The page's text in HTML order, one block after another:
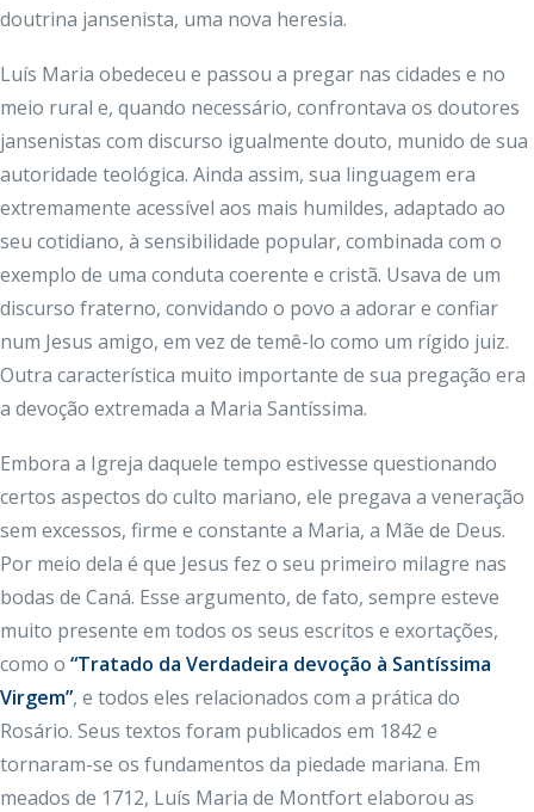
doutrina jansenista, uma nova heresia.
Luís Maria obedeceu e passou a pregar nas cidades e no
meio rural e, quando necessário, confrontava os doutores
jansenistas com discurso igualmente douto, munido de sua
autoridade teológica. Ainda assim, sua linguagem era
extremamente acessível aos mais humildes, adaptado ao
seu cotidiano, à sensibilidade popular, combinada com o
exemplo de uma conduta coerente e cristã. Usava de um
discurso fraterno, convidando o povo a adorar e confiar
num Jesus amigo, em vez de temê-lo como um rígido juiz.
Outra característica muito importante de sua pregação era
a devoção extremada a Maria Santíssima.
Embora a Igreja daquele tempo estivesse questionando
certos aspectos do culto mariano, ele pregava a veneração
sem excessos, firme e constante a Maria, a Mãe de Deus.
Por meio dela é que Jesus fez o seu primeiro milagre nas
bodas de Caná. Esse argumento, de fato, sempre esteve
muito presente em todos os seus escritos e exortações,
como o “Tratado da Verdadeira devoção à Santíssima
Virgem”, e todos eles relacionados com a prática do
Rosário. Seus textos foram publicados em 1842 e
tornaram-se os fundamentos da piedade mariana. Em
meados de 1712, Luís Maria de Montfort elaborou as